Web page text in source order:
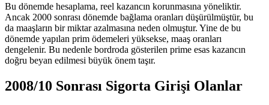
Bu dönemde hesaplama, reel kazancın korunmasına yöneliktir.
Ancak 2000 sonrası dönemde bağlama oranları düşürülmüştür, bu
da maaşların bir miktar azalmasına neden olmuştur. Yine de bu
dönemde yapılan prim ödemeleri yüksekse, maaş oranları
dengelenir. Bu nedenle bordroda gösterilen prime esas kazancın
doğru beyan edilmesi büyük önem taşır.
2008/10 Sonrası Sigorta Girişi Olanlar